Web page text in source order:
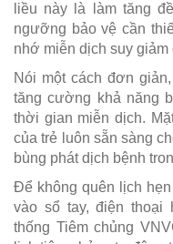
liều này là làm tăng
ngưỡng bảo vệ cần
nhớ miễn dịch suy
Nói một cách đơn
tăng cường khả năng
thời gian miễn dịch.
của trẻ luôn sẵn sàng
bùng phát dịch bệnh
Để không quên lịch
vào sổ tay, điện thoại
thống Tiêm chủng